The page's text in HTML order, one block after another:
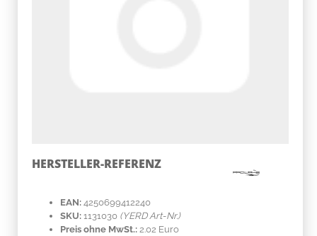
HERSTELLER-REFERENZ
EAN: 4250699412240
SKU: 1131030 (YERD Art-Nr.)
Preis ohne MwSt.: 2.02 Euro